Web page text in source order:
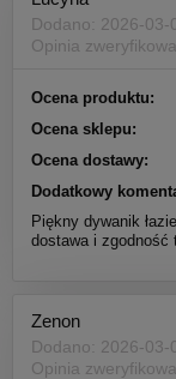
Dodano: 2026-03-
Opinia
Ocena produktu:
Ocena sklepu:
Ocena dostawy:
Dodatkowy
Piękny dywanik
dostawa i zgodność
Zenon
Dodano: 2026-03-
Opinia